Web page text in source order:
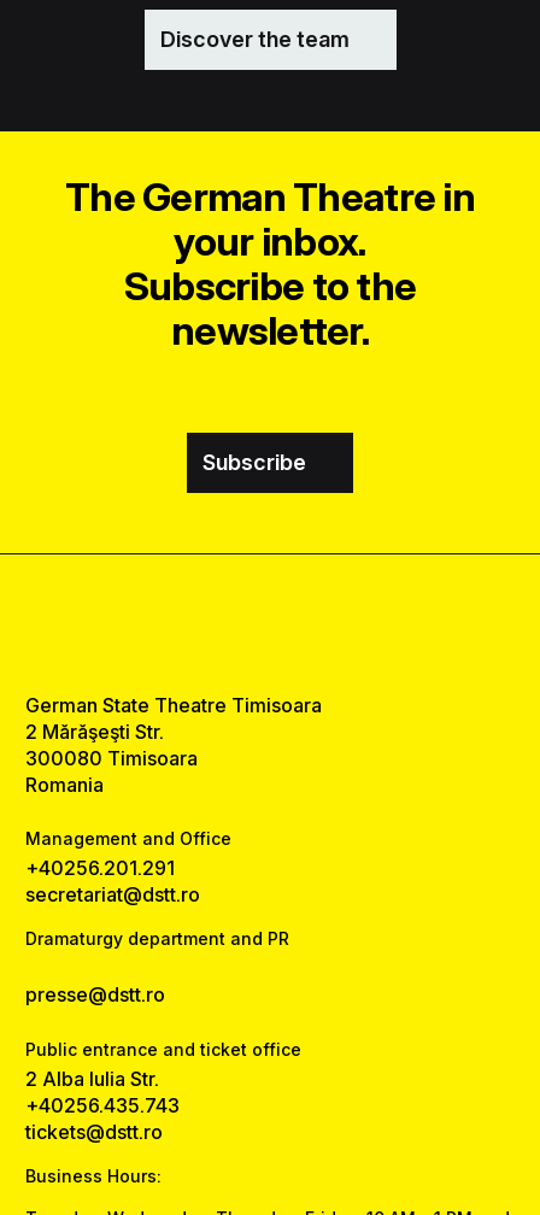
Discover the team
The German Theatre in
your inbox.
Subscribe to the
newsletter.
Subscribe
German State Theatre Timisoara
2 Mărăşeşti Str.
300080 Timisoara
Romania
Management and Office
+40256.201.291
secretariat@dstt.ro
Dramaturgy department and PR
presse@dstt.ro
Public entrance and ticket office
2 Alba Iulia Str.
+40256.435.743
tickets@dstt.ro
Business Hours: